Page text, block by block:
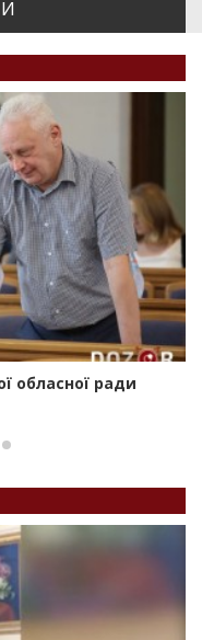
обласної ради